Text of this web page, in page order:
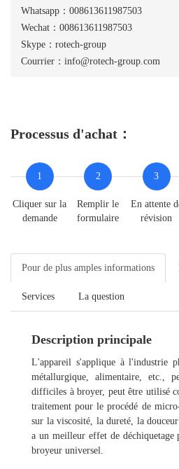
Whatsapp：008613611987503
Wechat：008613611987503
Skype：rotech-group
Courrier：info@rotech-group.com
Processus d'achat：
1
Cliquer sur la
demande
2
Remplir le
formulaire
3
En attente
révision
Pour de plus amples informations
Services La question
Description principale
L'appareil s'applique à l'industrie
métallurgique, alimentaire, etc.,
difficiles à broyer, peut être utilisé
traitement pour le procédé de
sur la viscosité, la dureté, la
a un meilleur effet de déchiquetage
broyeur universel.